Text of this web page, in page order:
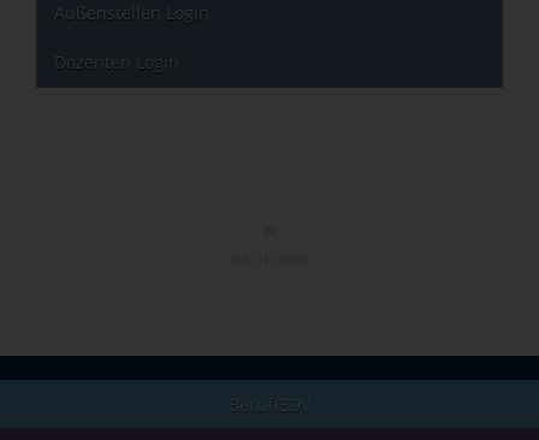
Außenstellen Login
Dozenten Login
Beruf/EDV